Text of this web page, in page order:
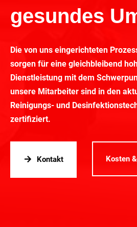
gesundes
Die von uns eingerichteten
sorgen für eine gleichbleibend
Dienstleistung mit dem
unsere Mitarbeiter sind in den
Reinigungs- und
zertifiziert.
Kontakt Kosten